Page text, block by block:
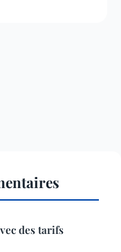
des tarifs